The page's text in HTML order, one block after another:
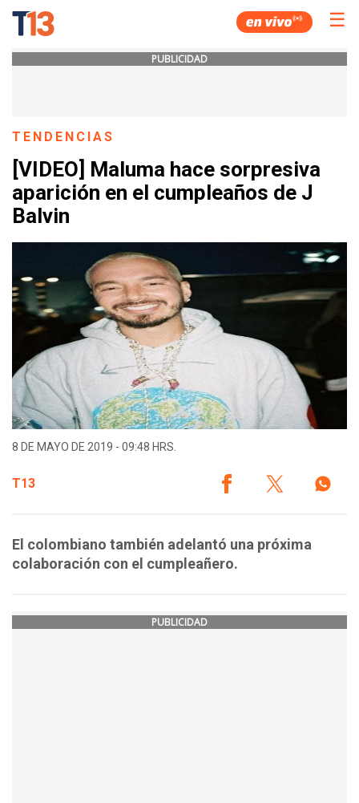
☰
PUBLICIDAD
TENDENCIAS
[VIDEO] Maluma hace sorpresiva
aparición en el cumpleaños de J
Balvin
8 DE MAYO DE 2019 - 09:48 HRS.
T13
El colombiano también adelantó una próxima
colaboración con el cumpleañero.
PUBLICIDAD